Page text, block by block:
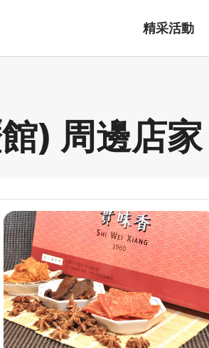
精采活動
) 周邊店家